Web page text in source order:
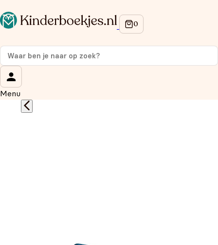
Menu
Op de hoogte blijven van onze acties?
Meld je aan voor onze nieuwsbrief en ontvang
korting
Wat is je voornaam?
Wat is je e-mailadres?